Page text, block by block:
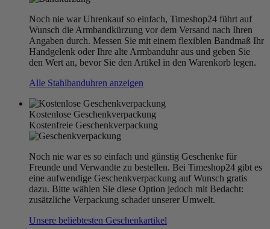
Noch nie war Uhrenkauf so einfach, Timeshop24 führt auf
Wunsch die Armbandkürzung vor dem Versand nach Ihren
Angaben durch. Messen Sie mit einem flexiblen Bandmaß Ihr
Handgelenk oder Ihre alte Armbanduhr aus und geben Sie
den Wert an, bevor Sie den Artikel in den Warenkorb legen.
Alle Stahlbanduhren anzeigen
Kostenlose Geschenkverpackung
Kostenfreie Geschenkverpackung
Noch nie war es so einfach und günstig Geschenke für
Freunde und Verwandte zu bestellen. Bei Timeshop24 gibt es
eine aufwendige Geschenkverpackung auf Wunsch gratis
dazu. Bitte wählen Sie diese Option jedoch mit Bedacht:
zusätzliche Verpackung schadet unserer Umwelt.
Unsere beliebtesten Geschenkartikel